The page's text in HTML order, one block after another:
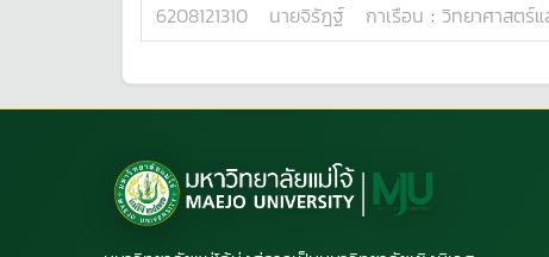
6208121310
นายจิรัฎฐ์ กาเรือน : วิทยาศาสตร์